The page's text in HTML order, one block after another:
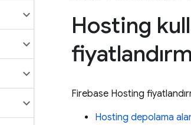
Hosting
Firebase Hosting
Hosting depolama